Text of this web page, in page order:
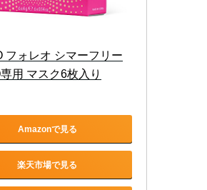
フォレオ シマーフリー
用 マスク6枚入り
Amazonで見る
楽天市場で見る